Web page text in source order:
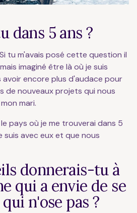
dans 5 ans ?
tu m'avais posé cette question il
imaginé être là où je suis
avoir encore plus d'audace pour
de nouveaux projets qui nous
mari.
pays où je me trouverai dans 5
suis avec eux et que nous
donnerais-tu à
qui a envie de se
n'ose pas ?